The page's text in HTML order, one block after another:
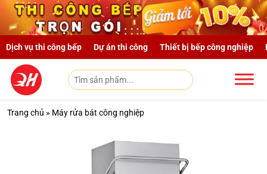
Skip to main content
Dịch vụ thi công bếp Dự án thi công Thiết bị bếp công nghiệp
Trang chủ » Máy rửa bát công nghiệp